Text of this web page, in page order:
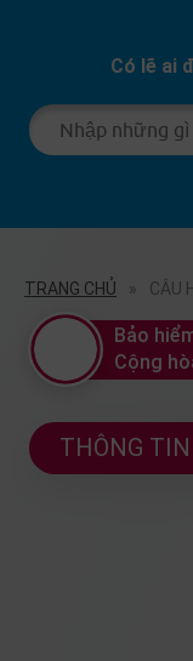
Có lẽ ai
TRANG CHỦ CÂU
Bảo
Cộng
THÔNG